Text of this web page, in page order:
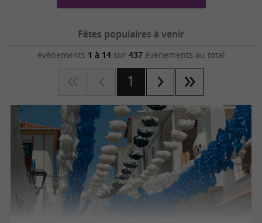
Fêtes populaires à venir
évènements 1 à 14sur 437évènements au total
1